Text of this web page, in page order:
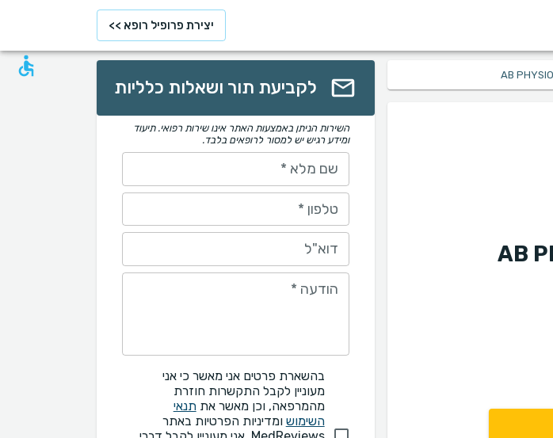
יצירת פרופיל רופא >>
לקביעת תור ושאלות כלליות
השירות הניתן באמצעות האתר אינו שירות רפואי. תיעוד
ומידע רגיש יש למסור לרופאים בלבד.
שם מלא *
טלפון *
דוא"ל
הודעה *
בהשארת פרטים אני מאשר כי אני
מעוניין לקבל התקשרות חוזרת
מהמרפאה, וכן מאשר אתתנאי
השימוש ומדיניות הפרטיות באתר